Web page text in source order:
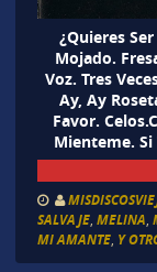
¿Quieres
Mojado.
Voz. Tres
Ay, Ay
Favor.
Mienteme. Si
SALVAJE, MELINA
MI AMANTE, Y